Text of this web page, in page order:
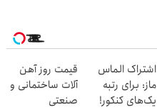
اشتراک الماس
ماز: برای رتبه
یک‌های کنکور!
قیمت روز آهن
آلات ساختمانی و
صنعتی